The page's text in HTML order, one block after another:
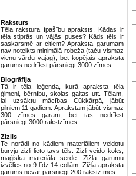
Raksturs
Tēla rakstura īpašību apraksts. Kādas ir
tēla stiprās un vājās puses? Kāds tēls ir
saskarsmē ar citiem? Apraksta garumam
nav noteikts minimālā robeža (taču vismaz
vienu vārdu vajag), bet kopējais apraksta
garums nedrīkst pārsniegt 3000 zīmes.
Biogrāfija
Tā ir tēla leģenda, kurā apraksta tēla
ģimeni, bērnību, skolas gaitas utt. Tēlam,
lai uzsāktu mācības Cūkkārpā, jābūt
pilniem 11 gadiem. Aprakstam jābūt vismaz
300 zīmes garam, bet tas nedrīkst
pārsniegt 3000 rakstzīmes.
Zizlis
Te norādi no kādiem materiāliem veidotu
burvju zizli lieto tavs tēls. Zizli veido koks,
maģiska materiāla serde. Zižļa garumu
izvēlies no 9 līdz 14 collām. Zižļa apraksta
garums nevar pārsniegt 200 rakstzīmes.